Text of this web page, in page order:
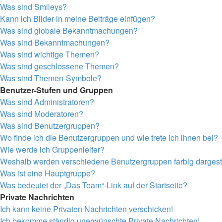
Was sind Smileys?
Kann ich Bilder in meine Beiträge einfügen?
Was sind globale Bekanntmachungen?
Was sind Bekanntmachungen?
Was sind wichtige Themen?
Was sind geschlossene Themen?
Was sind Themen-Symbole?
Benutzer-Stufen und Gruppen
Was sind Administratoren?
Was sind Moderatoren?
Was sind Benutzergruppen?
Wo finde ich die Benutzergruppen und wie trete ich ihnen bei?
Wie werde ich Gruppenleiter?
Weshalb werden verschiedene Benutzergruppen farbig
Was ist eine Hauptgruppe?
Was bedeutet der „Das Team“-Link auf der Startseite?
Private Nachrichten
Ich kann keine Privaten Nachrichten verschicken!